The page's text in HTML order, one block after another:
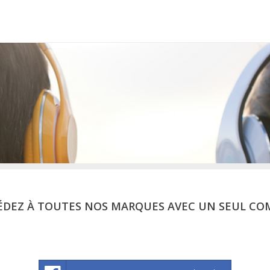
À TOUTES NOS MARQUES AVEC UN SEUL